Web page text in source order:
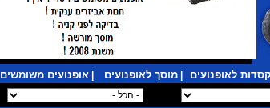
קסדות לאופנועים מוסך לאופנועים אופנועים משומשים